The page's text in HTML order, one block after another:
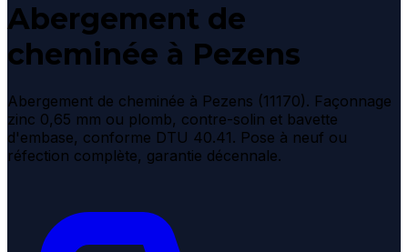
Abergement de
cheminée à Pezens
Abergement de cheminée à Pezens (11170). Façonnage
zinc 0,65 mm ou plomb, contre-solin et bavette
d'embase, conforme DTU 40.41. Pose à neuf ou
réfection complète, garantie décennale.